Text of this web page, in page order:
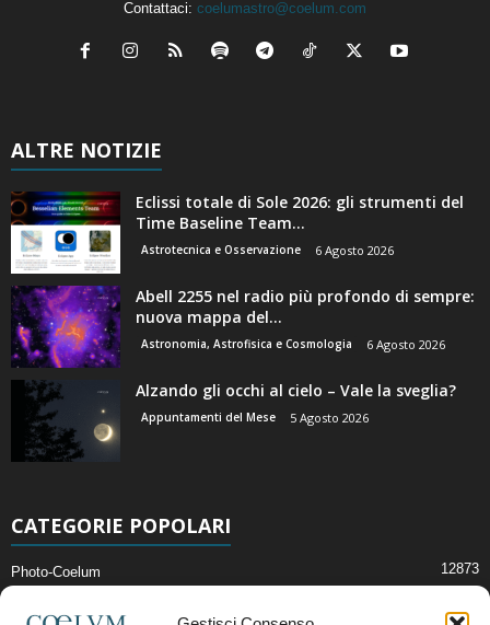
Contattaci: coelumastro@coelum.com
ALTRE NOTIZIE
Eclissi totale di Sole 2026: gli strumenti del
Time Baseline Team...
Astrotecnica e Osservazione 6 Agosto 2026
Abell 2255 nel radio più profondo di sempre:
nuova mappa del...
Astronomia, Astrofisica e Cosmologia 6 Agosto 2026
Alzando gli occhi al cielo – Vale la sveglia?
Appuntamenti del Mese 5 Agosto 2026
CATEGORIE POPOLARI
Photo-Coelum 12873